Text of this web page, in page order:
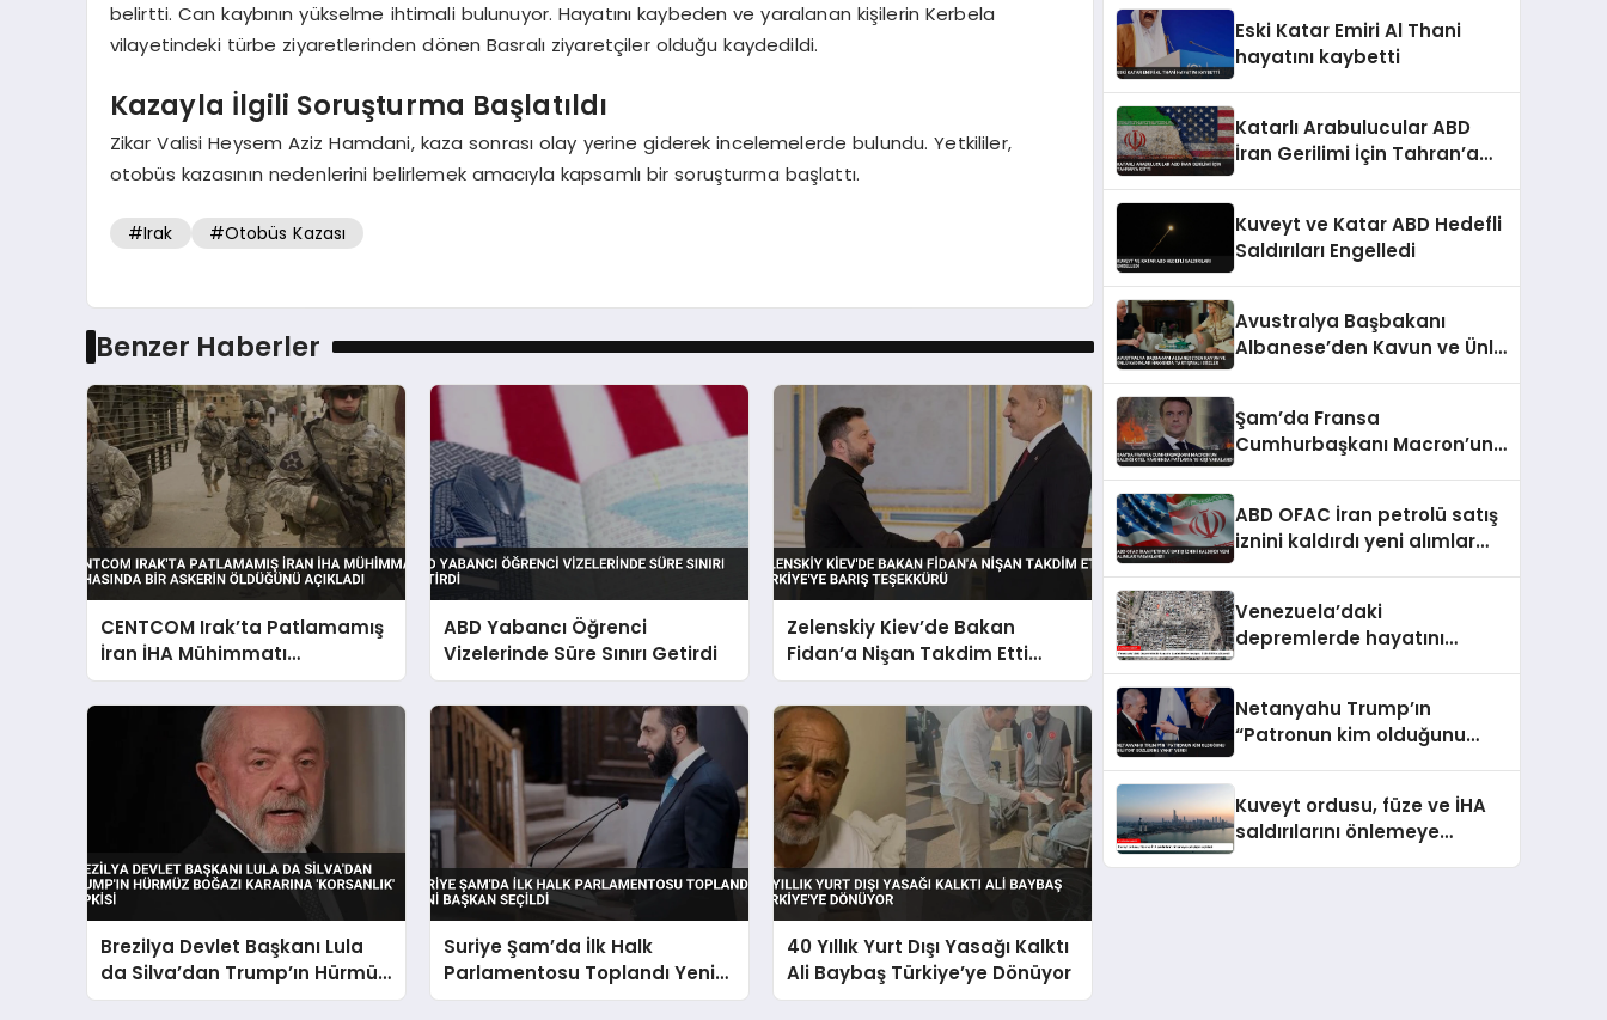
belirtti. Can kaybının yükselme ihtimali bulunuyor. Hayatını kaybeden ve yaralanan kişilerin Kerbela
vilayetindeki türbe ziyaretlerinden dönen Basralı ziyaretçiler olduğu kaydedildi.
Kazayla İlgili Soruşturma Başlatıldı
Zikar Valisi Heysem Aziz Hamdani, kaza sonrası olay yerine giderek incelemelerde bulundu. Yetkililer,
otobüs kazasının nedenlerini belirlemek amacıyla kapsamlı bir soruşturma başlattı.
#Irak #Otobüs Kazası
Benzer Haberler
CENTCOM Irak’ta Patlamamış
İran İHA Mühimmatı
İmhasında Bir Askerin
Öldüğünü Açıkladı
ABD Yabancı Öğrenci
Vizelerinde Süre Sınırı Getirdi
Zelenskiy Kiev’de Bakan
Fidan’a Nişan Takdim Etti
Türkiye’ye Barış Teşekkürü
Brezilya Devlet Başkanı Lula
da Silva’dan Trump’ın Hürmüz
Boğazı Kararına ‘Korsanlık’
Suriye Şam’da İlk Halk
Parlamentosu Toplandı Yeni
Başkan Seçildi
40 Yıllık Yurt Dışı Yasağı Kalktı
Ali Baybaş Türkiye’ye Dönüyor
Eski Katar Emiri Al Thani
hayatını kaybetti
Katarlı Arabulucular ABD
İran Gerilimi İçin Tahran’a
Kuveyt ve Katar ABD Hedefli
Saldırıları Engelledi
Avustralya Başbakanı
Albanese’den Kavun ve Ünlü
Şam’da Fransa
Cumhurbaşkanı Macron’un
ABD OFAC İran petrolü satış
iznini kaldırdı yeni alımlar
Venezuela’daki
depremlerde hayatını
Netanyahu Trump’ın
“Patronun kim olduğunu
Kuveyt ordusu, füze ve İHA
saldırılarını önlemeye